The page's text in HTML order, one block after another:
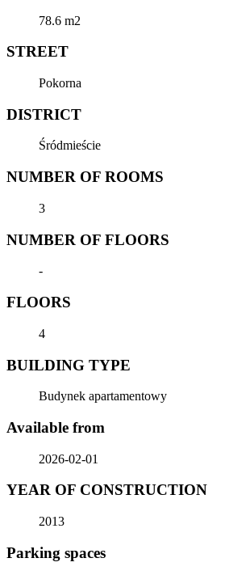
78.6 m2
STREET
Pokorna
DISTRICT
Śródmieście
NUMBER OF ROOMS
3
NUMBER OF FLOORS
-
FLOORS
4
BUILDING TYPE
Budynek apartamentowy
Available from
2026-02-01
YEAR OF CONSTRUCTION
2013
Parking spaces